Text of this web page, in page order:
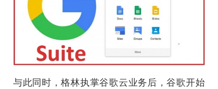
与此同时，格林执掌谷歌云业务后，谷歌开始